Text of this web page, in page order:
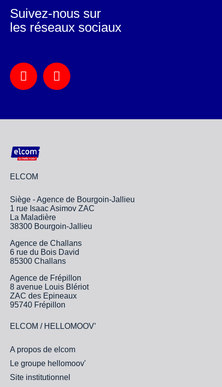
ELCOM
Siège - Agence de Bourgoin-Jallieu
1 rue Isaac Asimov ZAC
La Maladière
38300 Bourgoin-Jallieu
Agence de Challans
6 rue du Bois David
85300 Challans
Agence de Frépillon
8 avenue Louis Blériot
ZAC des Epineaux
95740 Frépillon
ELCOM / HELLOMOOV’
A propos de elcom
Le groupe hellomoov'
Site institutionnel
Suivez-nous sur
les réseaux sociaux